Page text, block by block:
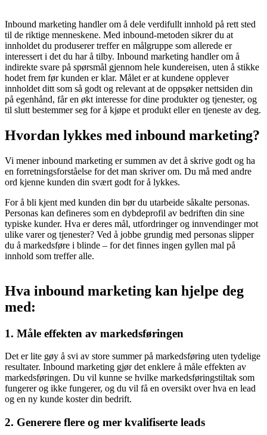
Inbound marketing handler om å dele verdifullt innhold på rett sted
til de riktige menneskene. Med inbound-metoden sikrer du at
innholdet du produserer treffer en målgruppe som allerede er
interessert i det du har å tilby. Inbound marketing handler om å
indirekte svare på spørsmål gjennom hele kundereisen, uten å stikke
hodet frem før kunden er klar. Målet er at kundene opplever
innholdet ditt som så godt og relevant at de oppsøker nettsiden din
på egenhånd, får en økt interesse for dine produkter og tjenester, og
til slutt bestemmer seg for å kjøpe et produkt eller en tjeneste av deg.
Hvordan lykkes med inbound marketing?
Vi mener inbound marketing er summen av det å skrive godt og ha
en forretningsforståelse for det man skriver om. Du må med andre
ord kjenne kunden din svært godt for å lykkes.
For å bli kjent med kunden din bør du utarbeide såkalte personas.
Personas kan defineres som en dybdeprofil av bedriften din sine
typiske kunder. Hva er deres mål, utfordringer og innvendinger mot
ulike varer og tjenester? Ved å jobbe grundig med personas slipper
du å markedsføre i blinde – for det finnes ingen gyllen mal på
innhold som treffer alle.
Hva inbound marketing kan hjelpe deg
med:
1. Måle effekten av markedsføringen
Det er lite gøy å svi av store summer på markedsføring uten tydelige
resultater. Inbound marketing gjør det enklere å måle effekten av
markedsføringen. Du vil kunne se hvilke markedsføringstiltak som
fungerer og ikke fungerer, og du vil få en oversikt over hva en lead
og en ny kunde koster din bedrift.
2. Generere flere og mer kvalifiserte leads